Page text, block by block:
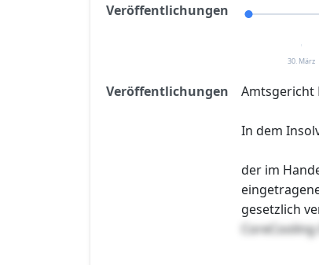
Veröffentlichungen
30. März
Veröffentlichungen Amtsgericht
In dem
der im
gesetzlich